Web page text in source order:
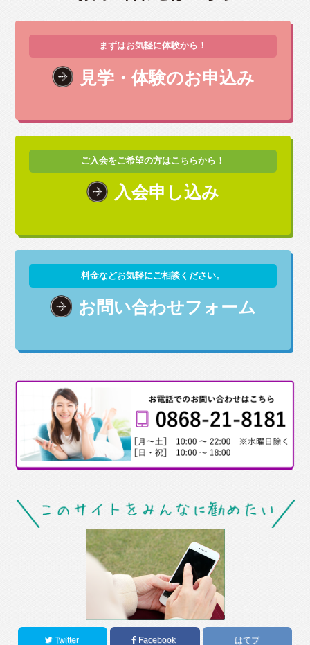
まずはお気軽に体験から！
見学・体験のお申込み
ご入会をご希望の方はこちらから！
入会申し込み
料金などお気軽にご相談ください。
お問い合わせフォーム
Twitter Facebook はてブ